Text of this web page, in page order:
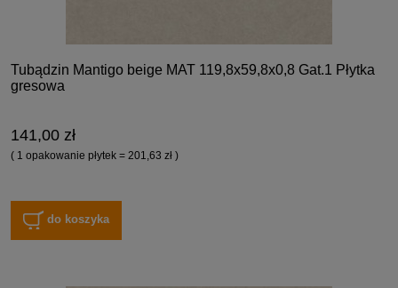
Tubądzin Mantigo beige MAT 119,8x59,8x0,8 Gat.1 Płytka
gresowa
141,00 zł
( 1 opakowanie płytek = 201,63 zł )
do koszyka